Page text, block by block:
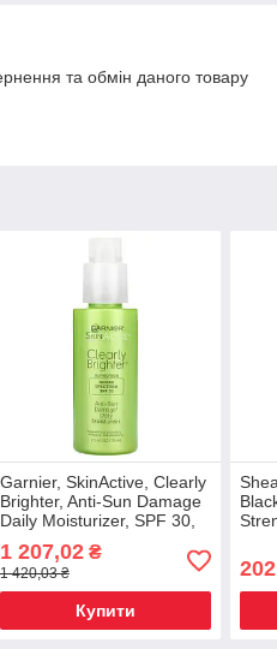
та обмін даного товару
Garnier, SkinActive, Clearly
Brighter, Anti-Sun Damage
Daily Moisturizer, SPF 30,
2.5 fl oz (75 ml), Київ
1 207,02₴
1 420,03 ₴
Купити
Київ